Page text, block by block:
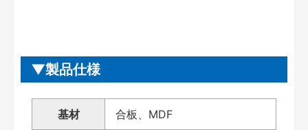
製品仕様
基材 合板、MDF